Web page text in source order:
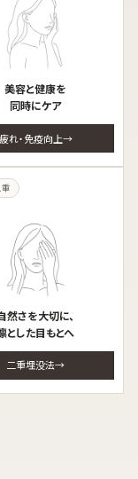
美容と健康を
同時にケア
疲れ・免疫向上
然さを大切に、
とした目もとへ
二重埋没法